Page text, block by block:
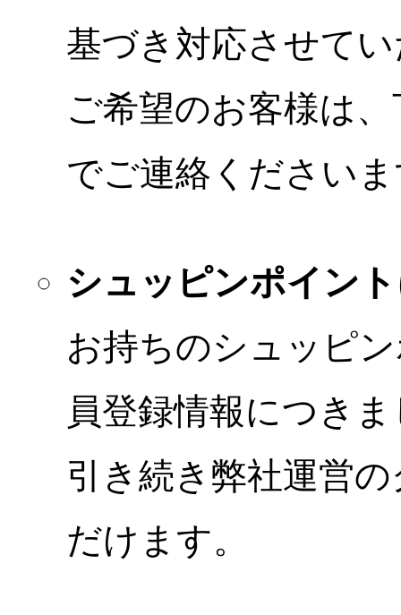
基づき対応させて
ご希望のお客様は
でご連絡ください
シュッピンポイン
お持ちのシュッピ
員登録情報につき
引き続き弊社運営
だけます。